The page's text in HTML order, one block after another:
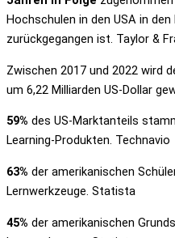
Hochschulen in den USA in
zurückgegangen ist. Taylor &
Zwischen 2017 und 2022 wird
um 6,22 Milliarden US-Dollar
59% des US-Marktanteils
Learning-Produkten. Technavio
63% der amerikanischen
Lernwerkzeuge. Statista
45% der amerikanischen